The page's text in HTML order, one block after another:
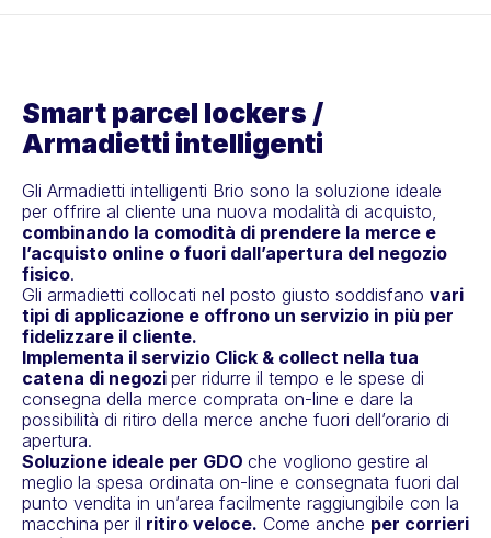
Smart parcel lockers /
Armadietti intelligenti
Gli Armadietti intelligenti Brio sono la soluzione ideale
per offrire al cliente una nuova modalità di acquisto,
combinando la comodità di prendere la merce e
l’acquisto online o fuori dall’apertura del negozio
fisico.
Gli armadietti collocati nel posto giusto soddisfano vari
tipi di applicazione e offrono un servizio in più per
fidelizzare il cliente.
Implementa il servizio Click & collect nella tua
catena di negozi per ridurre il tempo e le spese di
consegna della merce comprata on-line e dare la
possibilità di ritiro della merce anche fuori dell’orario di
apertura.
Soluzione ideale per GDO che vogliono gestire al
meglio la spesa ordinata on-line e consegnata fuori dal
punto vendita in un’area facilmente raggiungibile con la
macchina per il ritiro veloce. Come anche per corrieri